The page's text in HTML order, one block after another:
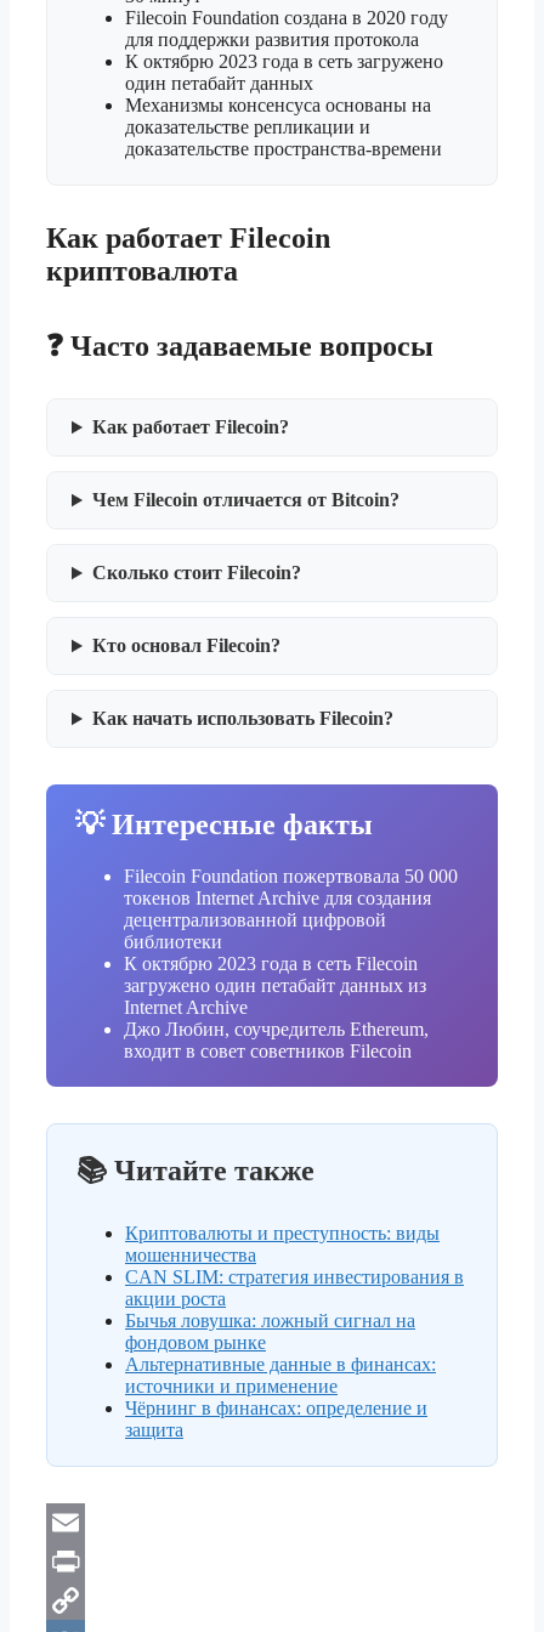
Filecoin Foundation создана в 2020 году
для поддержки развития протокола
К октябрю 2023 года в сеть загружено
один петабайт данных
Механизмы консенсуса основаны на
доказательстве репликации и
доказательстве пространства-времени
Как работает Filecoin
криптовалюта
❓ Часто задаваемые вопросы
Как работает Filecoin?
Чем Filecoin отличается от Bitcoin?
Сколько стоит Filecoin?
Кто основал Filecoin?
Как начать использовать Filecoin?
💡 Интересные факты
Filecoin Foundation пожертвовала 50 000
токенов Internet Archive для создания
децентрализованной цифровой
библиотеки
К октябрю 2023 года в сеть Filecoin
загружено один петабайт данных из
Internet Archive
Джо Любин, соучредитель Ethereum,
входит в совет советников Filecoin
📚 Читайте также
Криптовалюты и преступность: виды
мошенничества
CAN SLIM: стратегия инвестирования в
акции роста
Бычья ловушка: ложный сигнал на
фондовом рынке
Альтернативные данные в финансах:
источники и применение
Чёрнинг в финансах: определение и
защита
E
m
P